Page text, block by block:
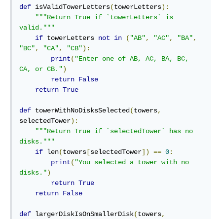
def isValidTowerLetters(towerLetters):
"""Return True if `towerLetters` is
valid."""
if towerLetters not in ( "AB", "AC", "BA",
"BC", "CA", "CB"):
print( "Enter one of AB, AC, BA, BC,
CA, or CB.")
return False
return True
def towerWithNoDisksSelected(towers,
selectedTower):
"""Return True if `selectedTower` has no
disks."""
if len(towers [selectedTower]) == 0:
print( "You selected a tower with no
disks.")
return True
return False
def largerDiskIsOnSmallerDisk(towers,